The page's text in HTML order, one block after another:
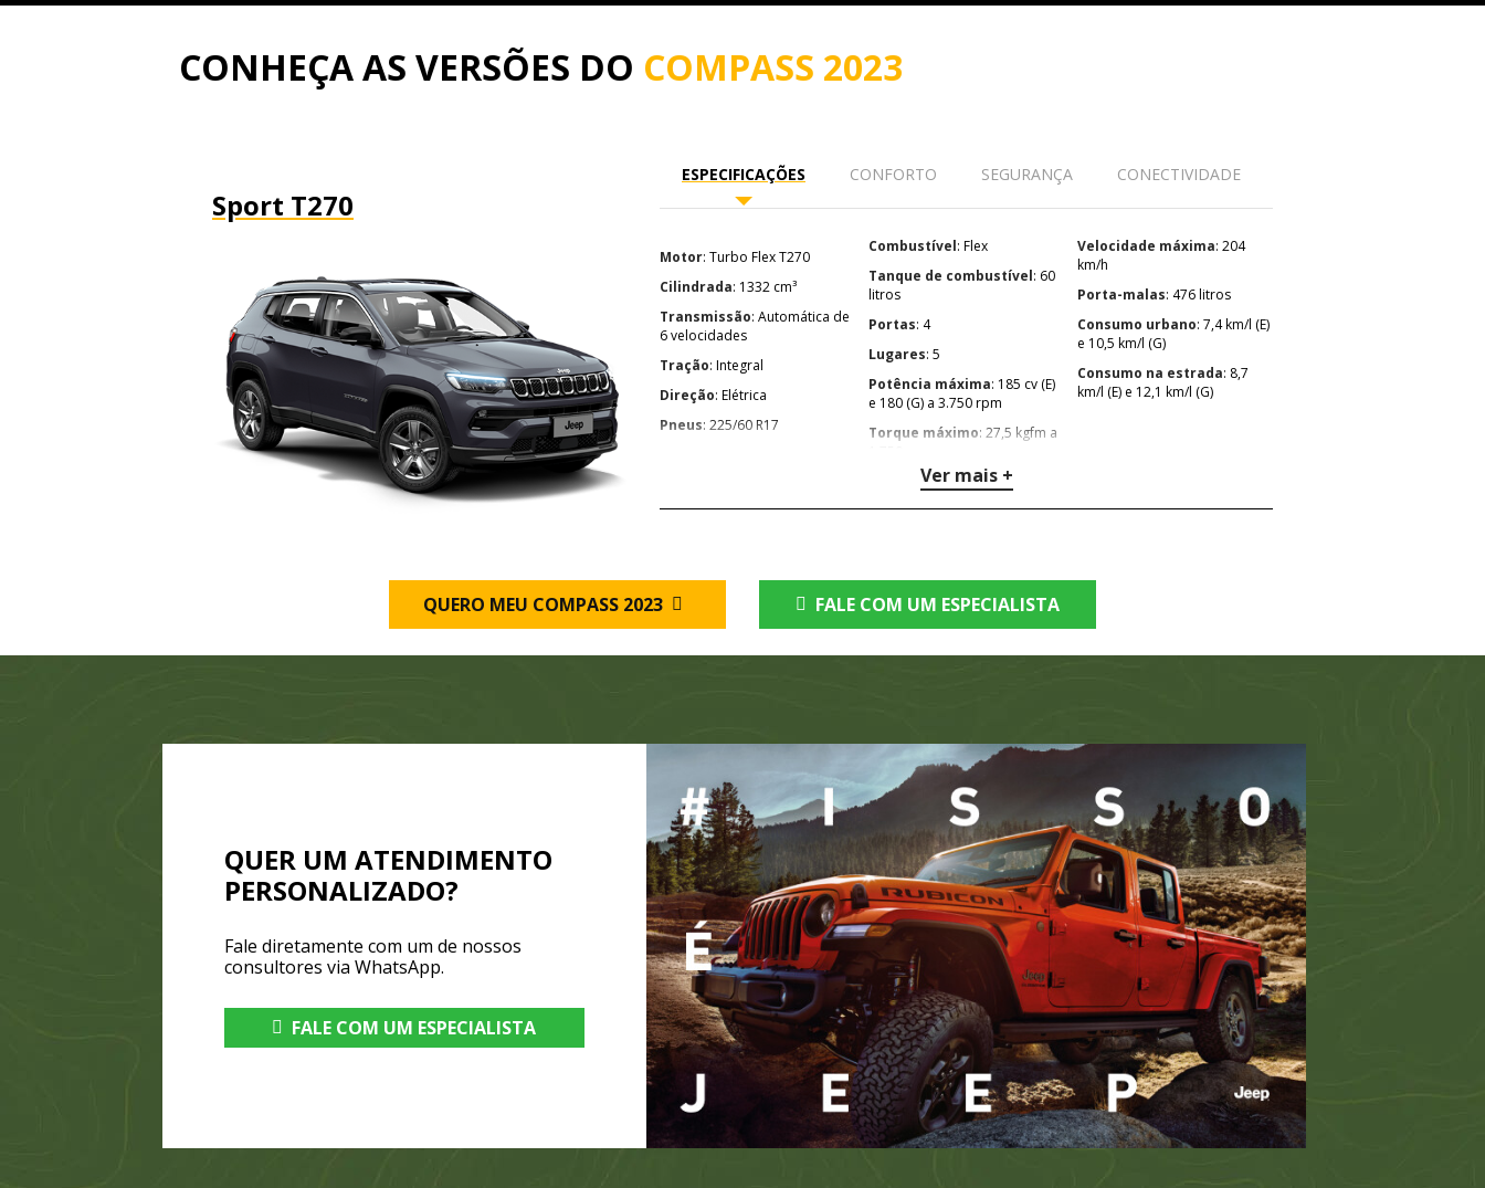
CONHEÇA AS VERSÕES DO COMPASS 2023
Sport T270
ESPECIFICAÇÕES CONFORTO SEGURANÇA CONECTIVIDADE
Motor : Turbo Flex T270
Cilindrada : 1332 cm³
Transmissão: Automática de
6 velocidades
Tração : Integral
Direção : Elétrica
Pneus : 225/60 R17
Combustível : Flex
Tanque de combustível: 60
litros
Portas : 4
Lugares : 5
Potência máxima: 185 cv (E)
e 180 (G) a 3.750 rpm
Torque máximo: 27,5 kgfm a
Velocidade máxima: 204
km/h
Porta-malas : 476 litros
Consumo urbano: 7,4 km/l (E)
e 10,5 km/l (G)
Consumo na estrada: 8,7
km/l (E) e 12,1 km/l (G)
Ver mais +
QUERO MEU COMPASS 2023 FALE COM UM ESPECIALISTA
QUER UM ATENDIMENTO
PERSONALIZADO?
Fale diretamente com um de nossos
consultores via WhatsApp.
FALE COM UM ESPECIALISTA